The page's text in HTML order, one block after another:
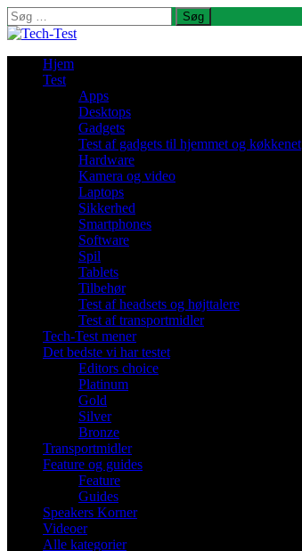
Søg
efter:
Hjem
Test
Apps
Desktops
Gadgets
Test af gadgets til hjemmet og køkkenet
Hardware
Kamera og video
Laptops
Sikkerhed
Smartphones
Software
Spil
Tablets
Tilbehør
Test af headsets og højttalere
Test af transportmidler
Tech-Test mener
Det bedste vi har testet
Editors choice
Platinum
Gold
Silver
Bronze
Transportmidler
Feature og guides
Feature
Guides
Speakers Korner
Videoer
Alle kategorier